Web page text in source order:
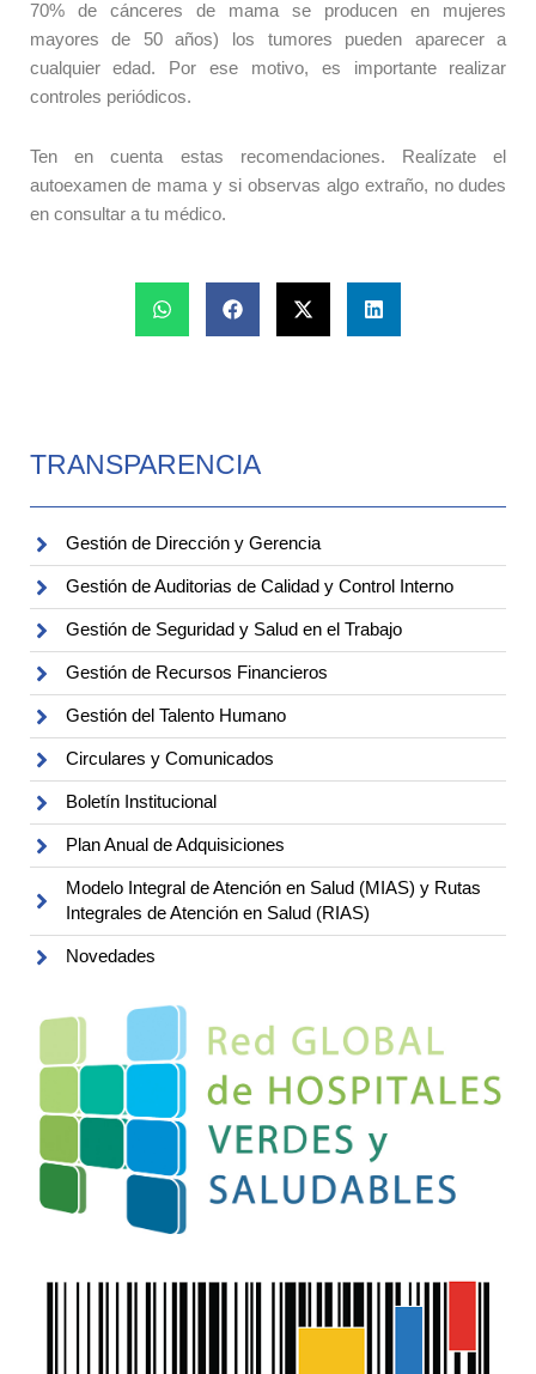
70% de cánceres de mama se producen en mujeres
mayores de 50 años) los tumores pueden aparecer a
cualquier edad. Por ese motivo, es importante realizar
controles periódicos.
Ten en cuenta estas recomendaciones. Realízate el
autoexamen de mama y si observas algo extraño, no dudes
en consultar a tu médico.
TRANSPARENCIA
Gestión de Dirección y Gerencia
Gestión de Auditorias de Calidad y Control Interno
Gestión de Seguridad y Salud en el Trabajo
Gestión de Recursos Financieros
Gestión del Talento Humano
Circulares y Comunicados
Boletín Institucional
Plan Anual de Adquisiciones
Modelo Integral de Atención en Salud (MIAS) y Rutas
Integrales de Atención en Salud (RIAS)
Novedades